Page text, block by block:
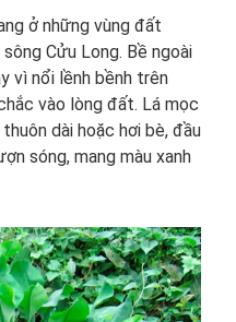
ở những vùng đất
Cửu Long. Bề ngoài
vì nổi lềnh bềnh trên
vào lòng đất. Lá mọc
dài hoặc hơi bè, đầu
sóng, mang màu xanh